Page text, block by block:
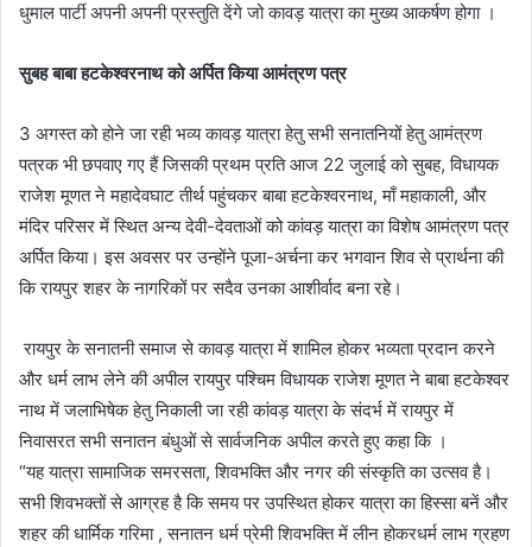
धुमाल पार्टी अपनी अपनी प्रस्तुति देंगे जो कावड़ यात्रा का मुख्य आकर्षण होगा ।
सुबह बाबा हटकेश्वरनाथ को अर्पित किया आमंत्रण पत्र
3 अगस्त को होने जा रही भव्य कावड़ यात्रा हेतु सभी सनातनियों हेतु आमंत्रण
पत्रक भी छपवाए गए हैं जिसकी प्रथम प्रति आज 22 जुलाई को सुबह, विधायक
राजेश मूणत ने महादेवघाट तीर्थ पहुंचकर बाबा हटकेश्वरनाथ, माँ महाकाली, और
मंदिर परिसर में स्थित अन्य देवी-देवताओं को कांवड़ यात्रा का विशेष आमंत्रण पत्र
अर्पित किया। इस अवसर पर उन्होंने पूजा-अर्चना कर भगवान शिव से प्रार्थना की
कि रायपुर शहर के नागरिकों पर सदैव उनका आशीर्वाद बना रहे।
रायपुर के सनातनी समाज से कावड़ यात्रा में शामिल होकर भव्यता प्रदान करने
और धर्म लाभ लेने की अपील रायपुर पश्चिम विधायक राजेश मूणत ने बाबा हटकेश्वर
नाथ में जलाभिषेक हेतु निकाली जा रही कांवड़ यात्रा के संदर्भ में रायपुर में
निवासरत सभी सनातन बंधुओं से सार्वजनिक अपील करते हुए कहा कि ।
“यह यात्रा सामाजिक समरसता, शिवभक्ति और नगर की संस्कृति का उत्सव है।
सभी शिवभक्तों से आग्रह है कि समय पर उपस्थित होकर यात्रा का हिस्सा बनें और
शहर की धार्मिक गरिमा , सनातन धर्म प्रेमी शिवभक्ति में लीन होकरधर्म लाभ ग्रहण